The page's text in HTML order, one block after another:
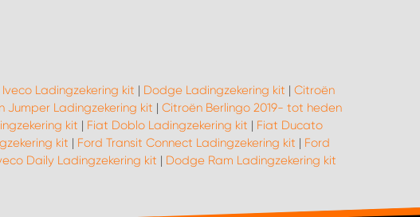
Iveco Ladingzekering kit | Dodge Ladingzekering kit | Citroën
Jumper Ladingzekering kit | Citroën Berlingo 2019- tot heden
kit | Fiat Doblo Ladingzekering kit | Fiat Ducato
kit | Ford Transit Connect Ladingzekering kit | Ford
Daily Ladingzekering kit | Dodge Ram Ladingzekering kit